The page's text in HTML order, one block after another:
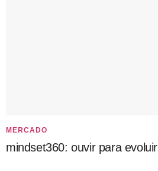
MERCADO
mindset360: ouvir para evoluir